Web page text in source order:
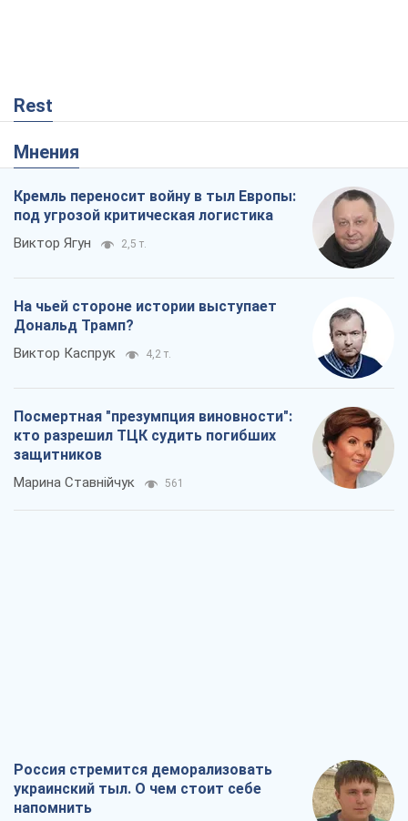
Rest
Мнения
Кремль переносит войну в тыл Европы:
под угрозой критическая логистика
Виктор Ягун 2,5 т.
На чьей стороне истории выступает
Дональд Трамп?
Виктор Каспрук 4,2 т.
Посмертная "презумпция виновности":
кто разрешил ТЦК судить погибших
защитников
Марина Ставнійчук 561
Россия стремится деморализовать
украинский тыл. О чем стоит себе
напомнить